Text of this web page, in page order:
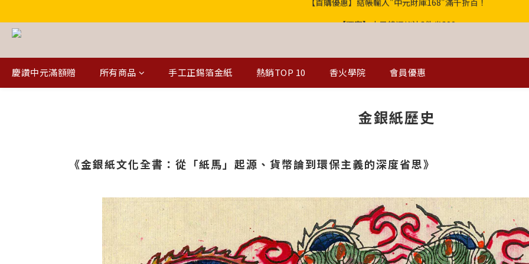
慶讚中元滿額贈 所有商品 手工正錫箔金紙 熱銷TOP 10 香火學院 會員優惠
金銀紙歷史
《金銀紙文化全書：從「紙馬」起源、貨幣論到環保主義的深度省思》